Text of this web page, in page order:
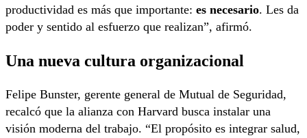
productividad es más que importante: es necesario. Les da
poder y sentido al esfuerzo que realizan”, afirmó.
Una nueva cultura organizacional
Felipe Bunster, gerente general de Mutual de Seguridad,
recalcó que la alianza con Harvard busca instalar una
visión moderna del trabajo. “El propósito es integrar salud,